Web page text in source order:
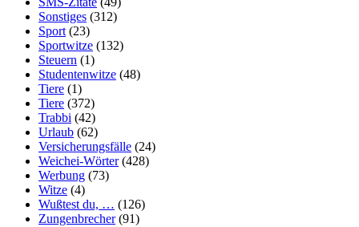
Sonstiges (312)
Sport(23)
Sportwitze (132)
Steuern (1)
Studentenwitze (48)
Tiere (1)
Tiere (372)
Trabbi (42)
Urlaub (62)
Versicherungsfälle (24)
Weichei-Wörter(428)
Werbung (73)
Witze (4)
Wußtest du, … (126)
Zungenbrecher(91)